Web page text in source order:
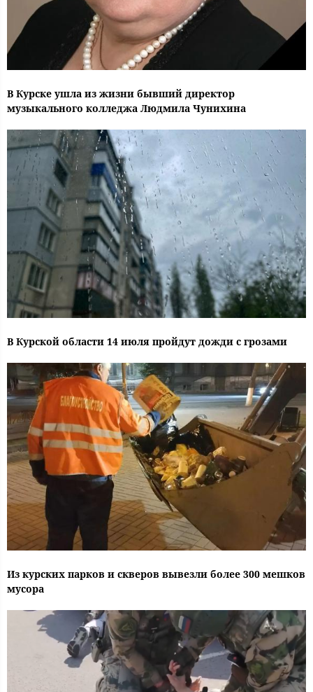
В Курске ушла из жизни бывший директор
музыкального колледжа Людмила Чунихина
В Курской области 14 июля пройдут дожди с грозами
Из курских парков и скверов вывезли более 300 мешков
мусора